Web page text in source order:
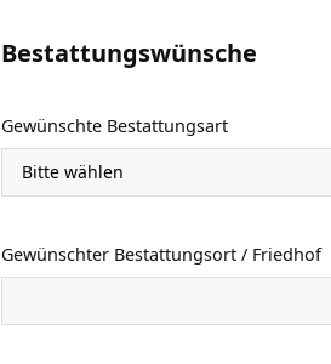
MM
JJJJ
Bestattungswünsche
Gewünschte Bestattungsart
Gewünschter Bestattungsort / Friedhof